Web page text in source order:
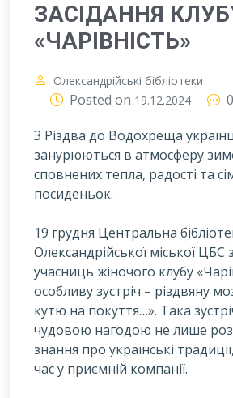
ЗАСІДАННЯ
«ЧАРІВНІСТЬ»
Олександрійські бібліотеки
Posted on 19.12.2024
З Різдва до Водохреща
занурюються в атмосферу
сповнених тепла, радості та
посиденьок.
19 грудня Центральна
Олександрійської міської ЦБС
учасниць жіночого клубу
особливу зустріч – різдвяну
кутю на покуття…». Така
чудовою нагодою не лише
знання про українські
час у приємній компанії.